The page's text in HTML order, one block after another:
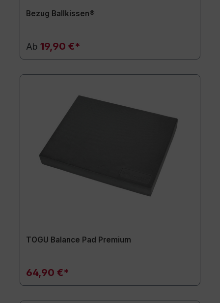
Bezug Ballkissen®
Ab 19,90 €*
TOGU Balance Pad Premium
64,90 €*